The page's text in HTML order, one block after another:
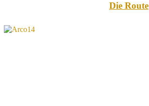
Die Route